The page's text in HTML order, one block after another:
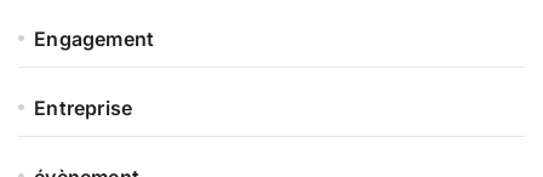
Engagement
Entreprise